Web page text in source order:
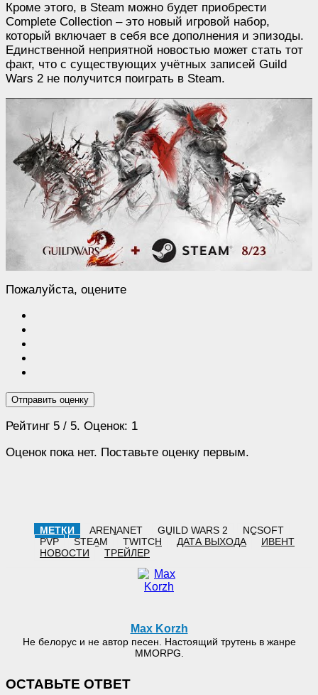
Кроме этого, в Steam можно будет приобрести
Complete Collection – это новый игровой набор,
который включает в себя все дополнения и эпизоды.
Единственной неприятной новостью может стать тот
факт, что с существующих учётных записей Guild
Wars 2 не получится поиграть в Steam.
Пожалуйста, оцените
Отправить оценку
Рейтинг 5 / 5. Оценок: 1
Оценок пока нет. Поставьте оценку первым.
МЕТКИ ARENANET GUILD WARS 2
NCSOFT
PVP
STEAM TWITCH ДАТА ВЫХОДА
ИВЕНТ
НОВОСТИ
ТРЕЙЛЕР
Max Korzh
Не белорус и не автор песен. Настоящий трутень в жанре
MMORPG.
ОСТАВЬТЕ ОТВЕТ